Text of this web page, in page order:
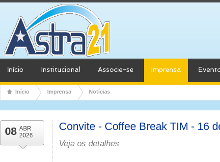
Início Institucional Associe-se Imprensa
Início Imprensa Notícias
08 ABR
2026
Convite - Coffee Break TIM - 16
Veja os detalhes